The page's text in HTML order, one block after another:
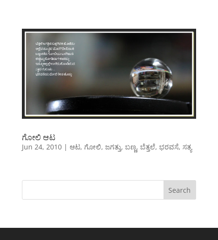
ಗೋಲಿ ಆಟ
Jun 24, 2010| ಆಟ, ಗೋಲಿ, ಜಗತ್ತು, ಬಣ್ಣ, ಬೆತ್ತಲೆ, ಭರವಸೆ, ಸತ್ಯ